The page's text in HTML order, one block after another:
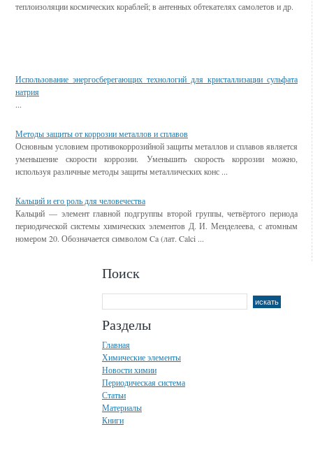
теплоизоляции космических кораблей; в антенных обтекателях самолетов и др.
Использование энергосберегающих технологий для кристаллизации сульфата
натрия
...
Методы защиты от коррозии металлов и сплавов
Основным условием противокоррозийной защиты металлов и сплавов является
уменьшение скорости коррозии. Уменьшить скорость коррозии можно,
используя различные методы защиты металлических конс ...
Кальций и его роль для человечества
Кальций — элемент главной подгруппы второй группы, четвёртого периода
периодической системы химических элементов Д. И. Менделеева, с атомным
номером 20. Обозначается символом Ca (лат. Calci ...
Поиск
Разделы
Главная
Химические элементы
Новости химии
Периодическая система
Статьи
Материалы
Книги